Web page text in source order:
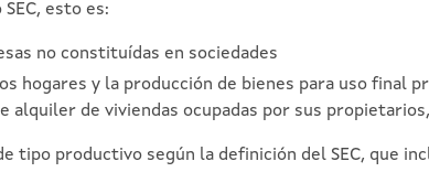
esto es:
no constituídas en sociedades
hogares y la producción de bienes para uso final
alquiler de viviendas ocupadas por sus
tipo productivo según la definición del SEC, que